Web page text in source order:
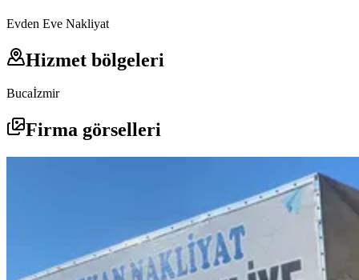
Evden Eve Nakliyat
Hizmet bölgeleri
Bucaİzmir
Firma görselleri